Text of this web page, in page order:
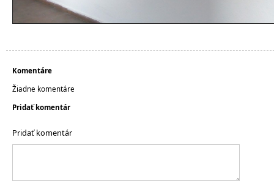
Komentáre
Žiadne komentáre
Pridať komentár
Pridať komentár